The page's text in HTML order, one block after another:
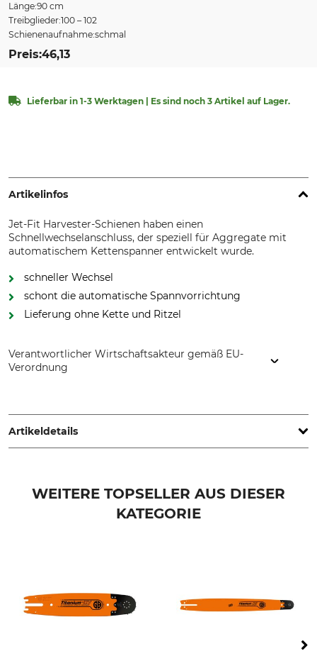
Länge 90 cm
Treibglieder 100 – 102
Schienenaufnahme schmal
Preis 46,13
Lieferbar in 1-3 Werktagen | Es sind noch 3 Artikel auf Lager.
Artikelinfos
Jet-Fit Harvester-Schienen haben einen
Schnellwechselanschluss, der speziell für Aggregate mit
automatischem Kettenspanner entwickelt wurde.
schneller Wechsel
schont die automatische Spannvorrichtung
Lieferung ohne Kette und Ritzel
Verantwortlicher Wirtschaftsakteur gemäß EU-
Verordnung
Germany, www.oregonproducts.com
Artikeldetails
Marke
Kettenradzähne
11 – 13
Herstellung
Made in Canada
WEITERE TOPSELLER AUS DIESER
KATEGORIE